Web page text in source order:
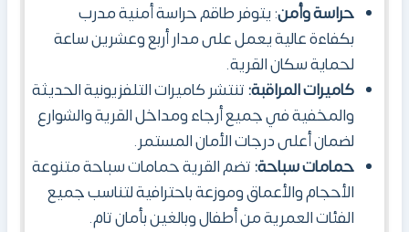
حراسة وأمن: يتوفر طاقم حراسة أمنية مدرب
بكفاءة عالية يعمل على مدار أربع وعشرين ساعة
لحماية سكان القرية.
كاميرات المراقبة:تنتشر كاميرات التلفزيونية الحديثة
والمخفية في جميع أرجاء ومداخل القرية والشوارع
لضمان أعلى درجات الأمان المستمر.
حمامات سباحة:تضم القرية حمامات سباحة متنوعة
الأحجام والأعماق وموزعة باحترافية لتناسب جميع
الفئات العمرية من أطفال وبالغين بأمان تام.